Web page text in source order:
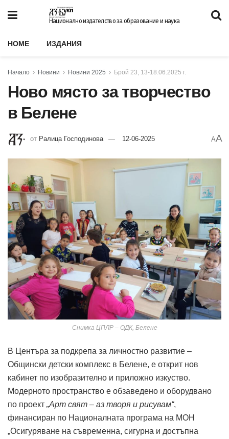
Национално издателство за образование и наука
HOME ИЗДАНИЯ
Начало Новини Новини 2025 Брой 23, 13-18.06.2025 г.
Ново място за творчество
в Белене
от Ралица Господинова 12-06-2025 AA
Снимка ЦПЛР – ОДК, Белене
В Центъра за подкрепа за личностно развитие –
Общински детски комплекс в Белене, е открит нов
кабинет по изобразително и приложно изкуство.
Модерното пространство е обзаведено и оборудвано
по проект „Арт свят – аз творя и рисувам“,
финансиран по Националната програма на МОН
„Осигуряване на съвременна, сигурна и достъпна